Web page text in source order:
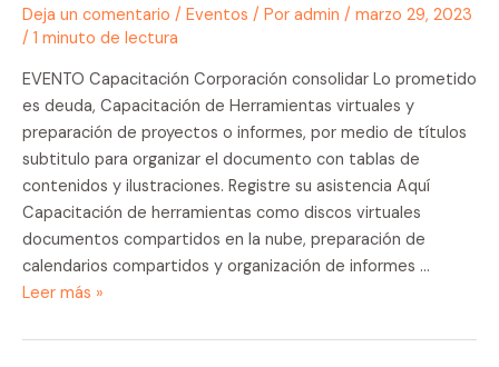
Deja un comentario / Eventos / Por admin / marzo 29, 2023
/ 1 minuto de lectura
EVENTO Capacitación Corporación consolidar Lo prometido
es deuda, Capacitación de Herramientas virtuales y
preparación de proyectos o informes, por medio de títulos
subtitulo para organizar el documento con tablas de
contenidos y ilustraciones. Registre su asistencia Aquí
Capacitación de herramientas como discos virtuales
documentos compartidos en la nube, preparación de
calendarios compartidos y organización de informes …
Capacitación
consolidar
Leer más »